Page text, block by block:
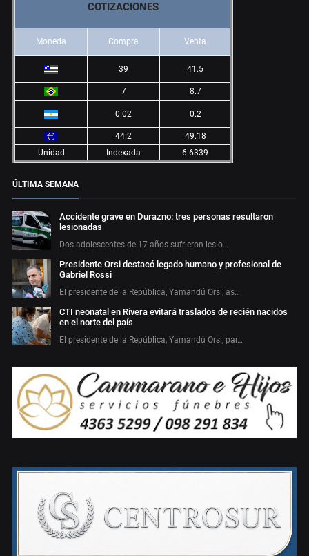
COTIZACIONES
Moneda Compra Venta
39 41.5
7 8.7
0.02 0.2
44.2
49.18
Unidad
Indexada 6.6339
ÚLTIMA SEMANA
Accidente grave en Durazno: tres personas resultaron
lesionadas
Dos adolescentes de 17 años sufrieron lesio…
Presidente Orsi destacó legado humano y profesional de
Gabriel Rossi
El presidente de la República, Yamandú Orsi, as…
CTI neonatal en Rivera evitará traslados de recién nacidos
en el norte del país
El presidente de la República, Yamandú Orsi, par…